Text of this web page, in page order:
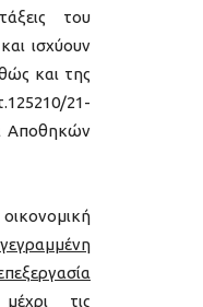
του
ισχύουν
και της
21-
Αποθηκών
τις